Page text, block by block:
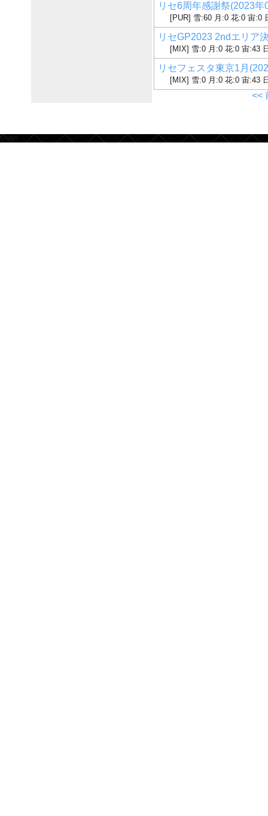
リセ6周年感謝祭(2023
[PUR] 雪:60 月:0 花:0 宙:0
リセGP2023 2ndエリア
[MIX] 雪:0 月:0 花:0 宙:43
リセフェスタ東京1月
[MIX] 雪:0 月:0 花:0 宙:43
<<
footer